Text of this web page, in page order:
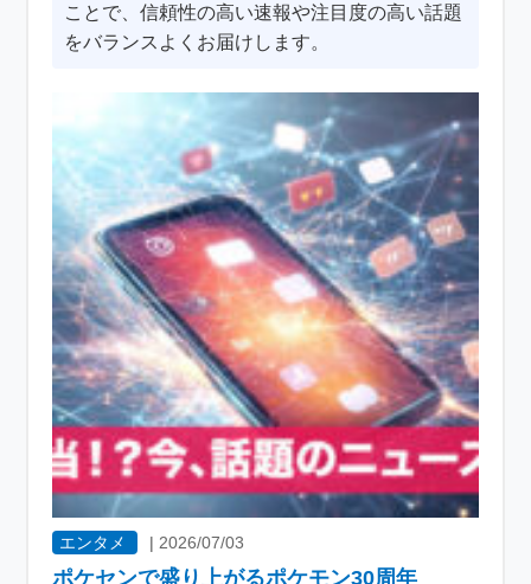
ことで、信頼性の高い速報や注目度の高い話題
をバランスよくお届けします。
エンタメ |2026/07/03
ポケセンで盛り上がるポケモン30周年